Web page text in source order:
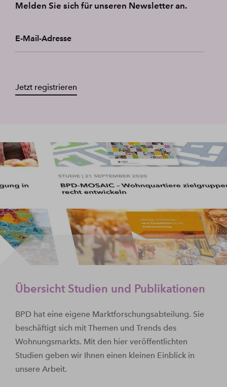
Melden Sie sich für unseren Newsletter an.
E-Mail-Adresse
Jetzt registrieren
Übersicht Studien und Publikationen
BPD hat eine eigene Marktforschungsabteilung. Sie
beschäftigt sich mit Themen und Trends des
Wohnungsmarkts. Mit den hier veröffentlichten
Studien geben wir Ihnen einen kleinen Einblick in
unsere Arbeit.